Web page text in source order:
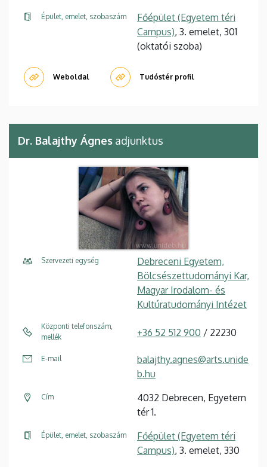
Épület, emelet, szobaszám
Főépület (Egyetem téri
Campus), 3. emelet, 301
(oktatói szoba)
Weboldal Tudóstér profil
Dr. Balajthy Ágnes adjunktus
Szervezeti egység
Debreceni Egyetem,
Bölcsészettudományi Kar,
Magyar Irodalom- és
Kultúratudományi Intézet
Központi telefonszám,
mellék
+36 52 512 900 / 22230
E-mail
balajthy.agnes@arts.unide
b.hu
Cím
4032 Debrecen, Egyetem
tér 1.
Épület, emelet, szobaszám
Főépület (Egyetem téri
Campus), 3. emelet, 330